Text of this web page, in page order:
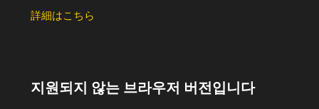
詳細はこちら
지원되지 않는 브라우저 버전입니다